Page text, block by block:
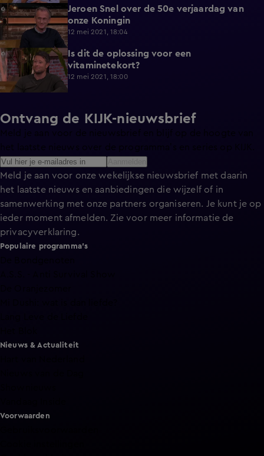
7:08
Jeroen Snel over de 50e verjaardag van
onze Koningin
12 mei 2021, 18:04
5:42
Is dit de oplossing voor een
vitaminetekort?
12 mei 2021, 18:00
Ontvang de KIJK-nieuwsbrief
Meld je aan voor de nieuwsbrief en blijf op de hoogte van
het laatste nieuws over de programma’s en series op KIJK.
Meld je aan voor onze wekelijkse nieuwsbrief met daarin
het laatste nieuws en aanbiedingen die wijzelf of in
samenwerking met onze partners organiseren. Je kunt je op
ieder moment afmelden. Zie voor meer informatie de
privacyverklaring.
Populaire programma's
Nieuws & Actualiteit
Voorwaarden